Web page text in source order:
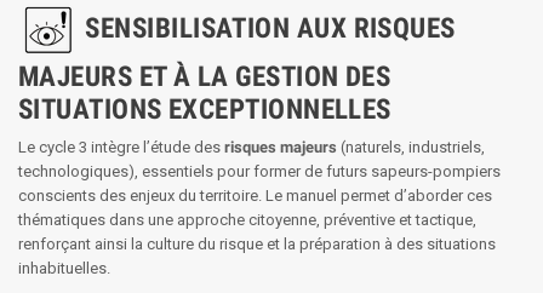
SENSIBILISATION AUX RISQUES
MAJEURS ET À LA GESTION DES
SITUATIONS EXCEPTIONNELLES
Le cycle 3 intègre l’étude des risques majeurs (naturels, industriels,
technologiques), essentiels pour former de futurs sapeurs-pompiers
conscients des enjeux du territoire. Le manuel permet d’aborder ces
thématiques dans une approche citoyenne, préventive et tactique,
renforçant ainsi la culture du risque et la préparation à des situations
inhabituelles.